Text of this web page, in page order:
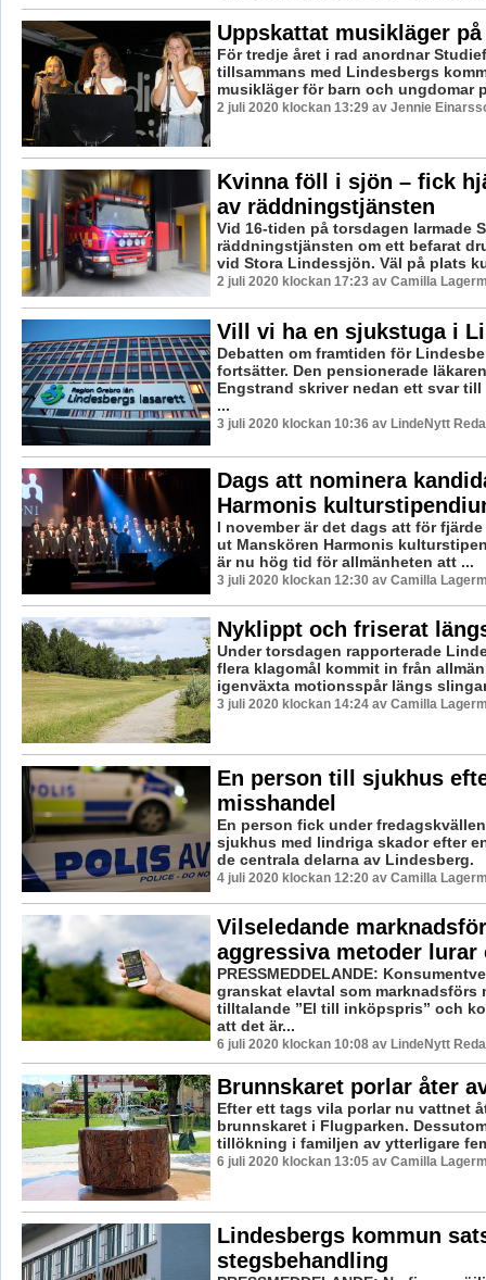
Uppskattat musikläger
För tredje året i rad anordnar
tillsammans med Lindesbergs
musikläger för barn och ungdomar
2 juli 2020 klockan 13:29 av Jennie
Kvinna föll i sjön – fick
av räddningstjänsten
Vid 16-tiden på torsdagen larmade
räddningstjänsten om ett befarat
vid Stora Lindessjön. Väl på plats
2 juli 2020 klockan 17:23 av Camilla
Vill vi ha en sjukstuga i
Debatten om framtiden för
fortsätter. Den pensionerade
Engstrand skriver nedan ett svar till
...
3 juli 2020 klockan 10:36 av LindeNytt
Dags att nominera
Harmonis
I november är det dags att för
ut Manskören Harmonis
är nu hög tid för allmänheten att ...
3 juli 2020 klockan 12:30 av Camilla
Nyklippt och friserat
Under torsdagen rapporterade
flera klagomål kommit in från
igenväxta motionsspår längs
3 juli 2020 klockan 14:24 av Camilla
En person till sjukhus
misshandel
En person fick under
sjukhus med lindriga skador efter
de centrala delarna av Lindesberg.
4 juli 2020 klockan 12:20 av Camilla
Vilseledande
aggressiva metoder lurar
PRESSMEDDELANDE:
granskat elavtal som marknadsförs
tilltalande ”El till inköpspris” och
att det är...
6 juli 2020 klockan 10:08 av LindeNytt
Brunnskaret porlar åter
Efter ett tags vila porlar nu vattnet
brunnskaret i Flugparken.
tillökning i familjen av ytterligare
6 juli 2020 klockan 13:05 av Camilla
Lindesbergs kommun
stegsbehandling